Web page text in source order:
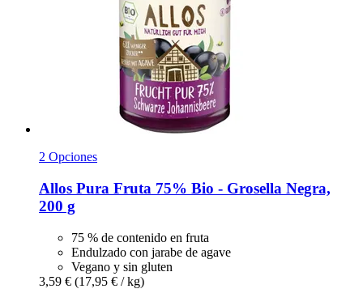
2 Opciones
Allos Pura Fruta 75% Bio -​ Grosella Negra,
200 g
75 % de contenido en fruta
Endulzado con jarabe de agave
Vegano y sin gluten
3,59 € (17,95 € / kg)